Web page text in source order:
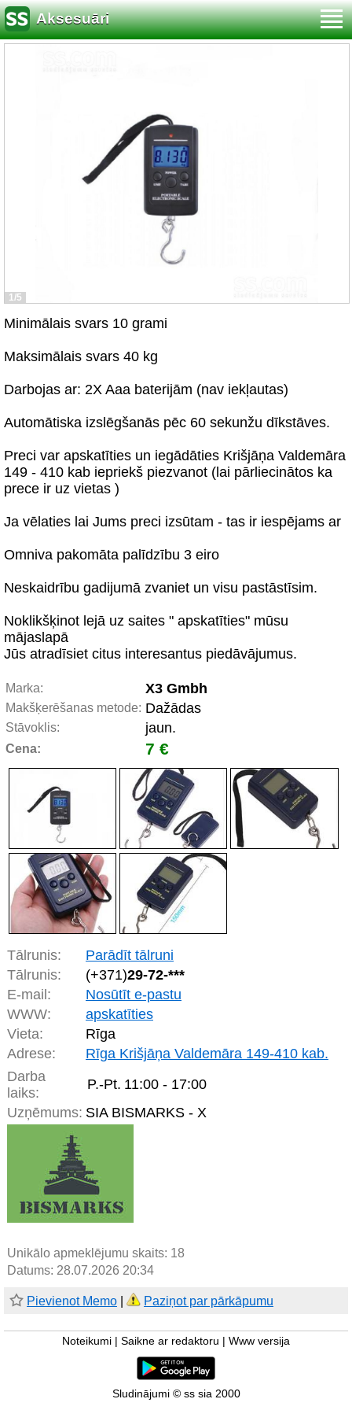
Aksesuāri
1/5
Minimālais svars 10 grami
Maksimālais svars 40 kg
Darbojas ar: 2X Aaa baterijām (nav iekļautas)
Automātiska izslēgšanās pēc 60 sekunžu dīkstāves.
Preci var apskatīties un iegādāties Krišjāņa Valdemāra
149 - 410 kab iepriekš piezvanot (lai pārliecinātos ka
prece ir uz vietas )
Ja vēlaties lai Jums preci izsūtam - tas ir iespējams ar
Omniva pakomāta palīdzību 3 eiro
Neskaidrību gadijumā zvaniet un visu pastāstīsim.
Noklikšķinot lejā uz saites " apskatīties" mūsu
mājaslapā
Jūs atradīsiet citus interesantus piedāvājumus.
Marka: X3 Gmbh
Makšķerēšanas metode: Dažādas
Stāvoklis: jaun.
Cena: 7 €
Tālrunis:
Parādīt tālruni
Tālrunis:
(+371)29-72-***
E-mail:
Nosūtīt e-pastu
WWW:
apskatīties
Vieta:
Rīga
Adrese:
Rīga Krišjāņa Valdemāra 149-410 kab.
Darba
laiks:
P.-Pt. 11:00 - 17:00
Uzņēmums: SIA BISMARKS - X
Unikālo apmeklējumu skaits: 18
Datums: 28.07.2026 20:34
Pievienot Memo Paziņot par pārkāpumu
Noteikumi Saikne ar redaktoru Www versija
Sludinājumi © ss sia 2000